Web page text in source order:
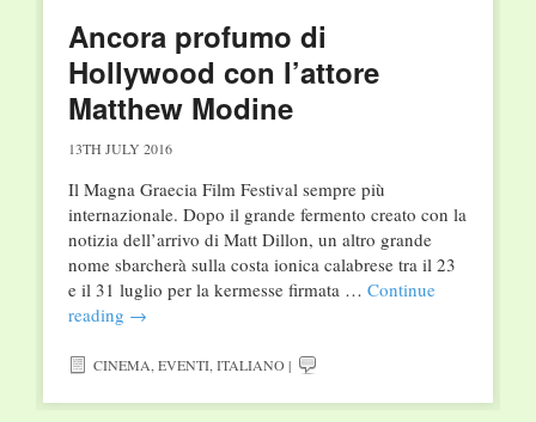
Ancora profumo di
Hollywood con l’attore
Matthew Modine
13TH JULY 2016
Il Magna Graecia Film Festival sempre più
internazionale. Dopo il grande fermento creato con la
notizia dell’arrivo di Matt Dillon, un altro grande
nome sbarcherà sulla costa ionica calabrese tra il 23
e il 31 luglio per la kermesse firmata … Continue
reading →
CINEMA,EVENTI,ITALIANO|